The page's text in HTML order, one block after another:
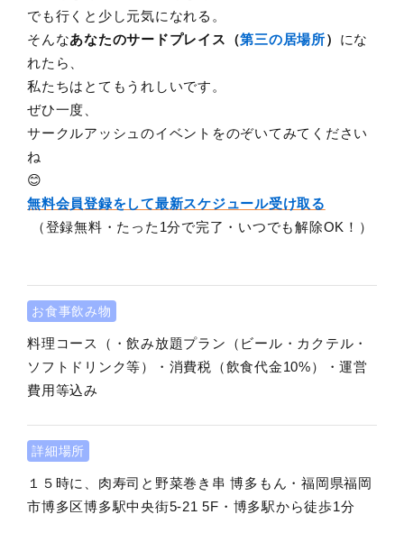
でも行くと少し元気になれる。
そんなあなたのサードプレイス（第三の居場所） にな
れたら、
私たちはとてもうれしいです。
ぜひ一度、
サークルアッシュのイベントをのぞいてみてください
ね
😊
無料会員登録をして最新スケジュール受け取る
（登録無料・たった1分で完了・いつでも解除OK！）
お食事飲み物
料理コース（・飲み放題プラン（ビール・カクテル・
ソフトドリンク等）・消費税（飲食代金10%）・運営
費用等込み
詳細場所
１５時に、肉寿司と野菜巻き串 博多もん・福岡県福岡
市博多区博多駅中央街5-21 5F・博多駅から徒歩1分